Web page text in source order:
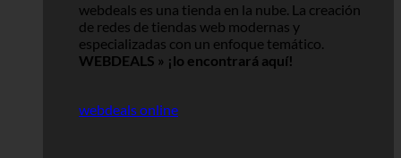
webdeals es una tienda en la nube. La creación
de redes de tiendas web modernas y
especializadas con un enfoque temático.
WEBDEALS » ¡lo encontrará aquí!
webdeals online